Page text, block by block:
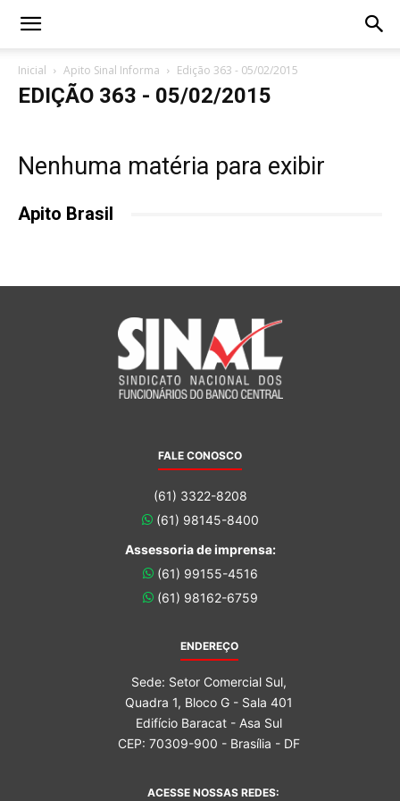
Inicial Apito Sinal Informa Edição 363 - 05/02/2015
EDIÇÃO 363 - 05/02/2015
Nenhuma matéria para exibir
Apito Brasil
FALE CONOSCO
(61) 3322-8208
(61) 98145-8400
Assessoria de imprensa:
(61) 99155-4516
(61) 98162-6759
ENDEREÇO
Sede: Setor Comercial Sul,
Quadra 1, Bloco G - Sala 401
Edifício Baracat - Asa Sul
CEP: 70309-900 - Brasília - DF
ACESSE NOSSAS REDES: